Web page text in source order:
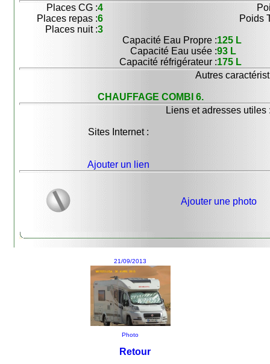
Places CG :4
Places repas :6
Poids
Places nuit :3
Capacité Eau Propre :125 L
Capacité Eau usée :93 L
Capacité réfrigérateur :175 L
Autres
CHAUFFAGE COMBI 6.
Liens et adresses utiles
Sites Internet :
Ajouter un lien
Ajouter une photo
21/09/2013
Photo
Retour